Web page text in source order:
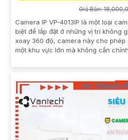
Giá Bán:
Camera IP VP-4013IP là một loại
biệt để lắp đặt ở những vị trí không
xoay 360 độ, camera này cho phép
một khu vực lớn mà không cần